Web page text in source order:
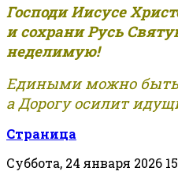
Господи Иисусе
и сохрани Русь
неделимую!
Едиными можно быть
а Дорогу осилит
Страница
Суббота, 24 января 2026